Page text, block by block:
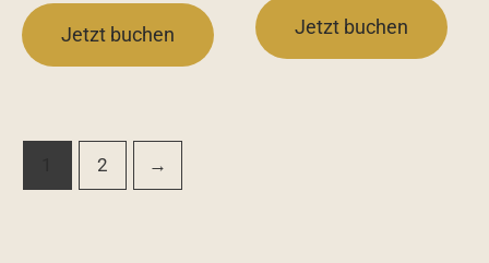
Jetzt buchen Jetzt buchen
2 →